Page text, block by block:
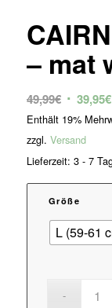
– mat
49,99€
Preis
war:
49,99€
39,95€
Enthält 19%
zzgl. Versand
Lieferzeit: 3 - 7
Größe
L (59-61